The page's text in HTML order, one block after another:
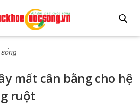
mất cân bằng cho hệ
ruột